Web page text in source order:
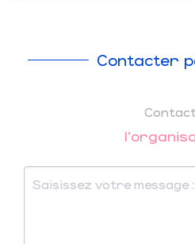
Contacter